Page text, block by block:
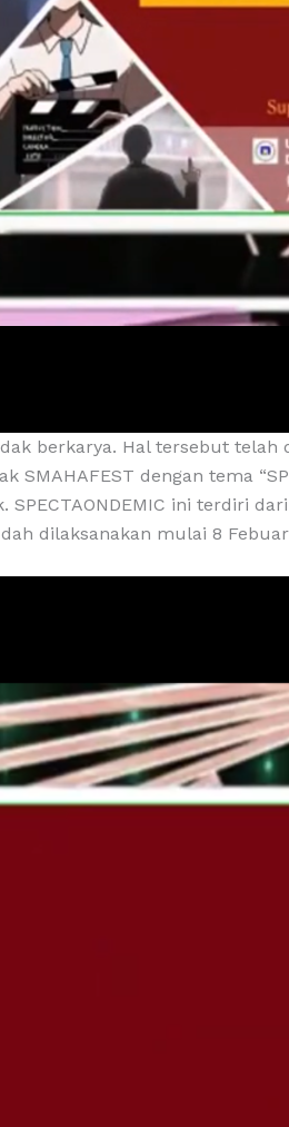
berkarya. Hal tersebut telah
dengan tema
ini terdiri
dilaksanakan mulai 8